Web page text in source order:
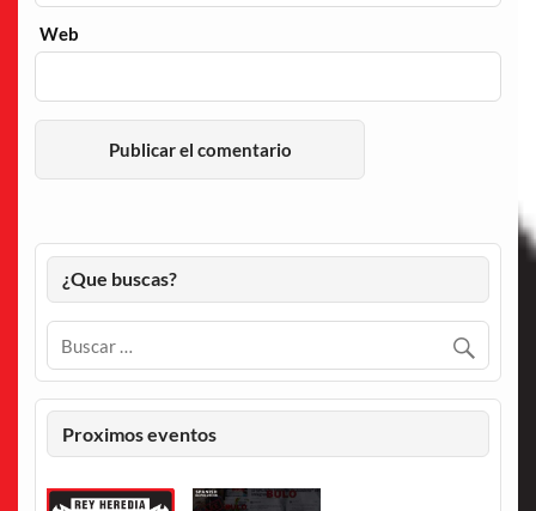
Web
¿Que buscas?
Proximos eventos